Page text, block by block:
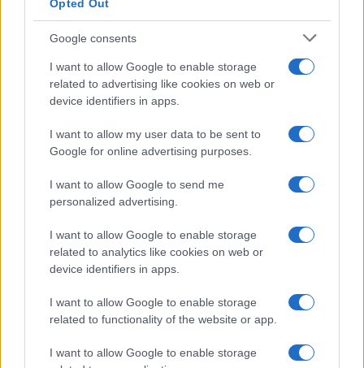
Opted Out
Google consents
I want to allow Google to enable storage
related to advertising like cookies on web or
device identifiers in apps.
I want to allow my user data to be sent to
Google for online advertising purposes.
I want to allow Google to send me
personalized advertising.
I want to allow Google to enable storage
related to analytics like cookies on web or
device identifiers in apps.
I want to allow Google to enable storage
related to functionality of the website or app.
I want to allow Google to enable storage
Az 1956-osszuezi válság (Kádes hadművelet)
óriási katonai sikerei ellenére Izrael számára
hatalmas politikai vereséggel zárult, és ez a
trauma teremtette meg az „amerikai zöld
lámpa” doktrínáját.
Jó nagy csinnadratta alakult ki a Szuezi-
csatorna körül, a britek, franciák és az
izraeliek móresre akarták tanítani a pimasz
Nasszert, ami sikerült is volna nekik, de
Eisenhower hazazavarta őket, mert az arab
szövetségesek fontosabbak voltak
Washingtonnak, Hruscsov meg atombombával
fenyegetett.